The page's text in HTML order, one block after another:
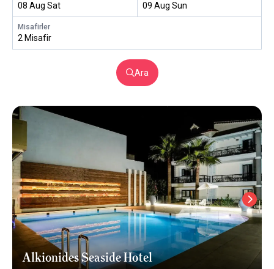
08 Aug Sat 09 Aug Sun
Misafirler
2 Misafir
Ara
Alkionides Seaside Hotel